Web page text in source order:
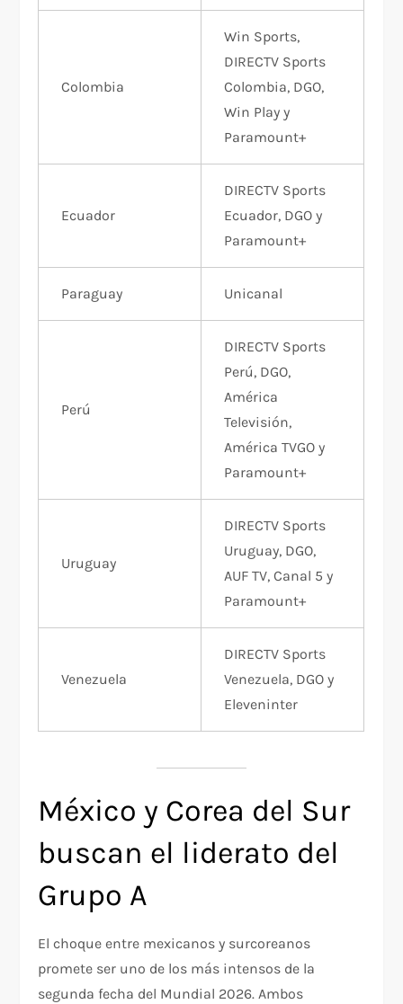
Colombia
Win Sports,
DIRECTV Sports
Colombia, DGO,
Win Play y
Paramount+
Ecuador
DIRECTV Sports
Ecuador, DGO y
Paramount+
Paraguay Unicanal
Perú
DIRECTV Sports
Perú, DGO,
América
Televisión,
América TVGO y
Paramount+
Uruguay
DIRECTV Sports
Uruguay, DGO,
AUF TV, Canal 5 y
Paramount+
Venezuela
DIRECTV Sports
Venezuela, DGO y
Eleveninter
México y Corea del Sur
buscan el liderato del
Grupo A
El choque entre mexicanos y surcoreanos
promete ser uno de los más intensos de la
segunda fecha del Mundial 2026. Ambos